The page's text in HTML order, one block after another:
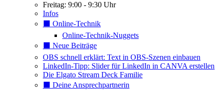
Freitag: 9:00 - 9:30 Uhr
Infos
⬛️ Online-Technik
Online-Technik-Nuggets
⬛️ Neue Beiträge
OBS schnell erklärt: Text in OBS-Szenen einbauen
LinkedIn-Tipp: Slider für LinkedIn in CANVA erstellen
Die Elgato Stream Deck Familie
⬛️ Deine Ansprechpartnerin